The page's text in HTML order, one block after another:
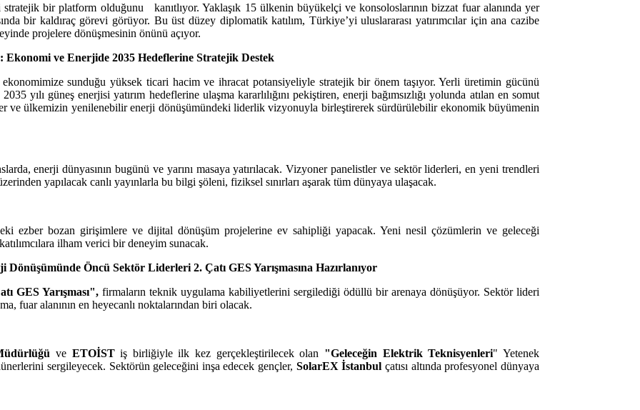
bir platform olduğunu kanıtlıyor. Yaklaşık 15 ülkenin büyükelçi ve konsoloslarının bizzat fuar alanında yer
bir kaldıraç görevi görüyor. Bu üst düzey diplomatik katılım, Türkiye’yi uluslararası yatırımcılar için ana cazibe
projelere dönüşmesinin önünü açıyor.
ve Enerjide 2035 Hedeflerine Stratejik Destek
sunduğu yüksek ticari hacim ve ihracat potansiyeliyle stratejik bir önem taşıyor. Yerli üretimin gücünü
yılı güneş enerjisi yatırım hedeflerine ulaşma kararlılığını pekiştiren, enerji bağımsızlığı yolunda atılan en somut
ve ülkemizin yenilenebilir enerji dönüşümündeki liderlik vizyonuyla birleştirerek sürdürülebilir ekonomik büyümenin
enerji dünyasının bugünü ve yarını masaya yatırılacak. Vizyoner panelistler ve sektör liderleri, en yeni trendleri
yapılacak canlı yayınlarla bu bilgi şöleni, fiziksel sınırları aşarak tüm dünyaya ulaşacak.
ezber bozan girişimlere ve dijital dönüşüm projelerine ev sahipliği yapacak. Yeni nesil çözümlerin ve geleceği
ilham verici bir deneyim sunacak.
Öncü Sektör Liderleri 2. Çatı GES Yarışmasına Hazırlanıyor
GES Yarışması",firmaların teknik uygulama kabiliyetlerini sergilediği ödüllü bir arenaya dönüşüyor. Sektör lideri
fuar alanının en heyecanlı noktalarından biri olacak.
ve ETOİSTiş birliğiyle ilk kez gerçekleştirilecek olan "Geleceğin Elektrik Teknisyenleri" Yetenek
sergileyecek. Sektörün geleceğini inşa edecek gençler, SolarEX İstanbul çatısı altında profesyonel dünyaya